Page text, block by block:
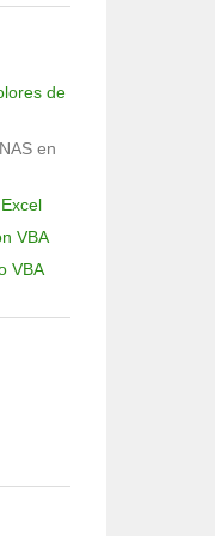
de
en
VBA
VBA